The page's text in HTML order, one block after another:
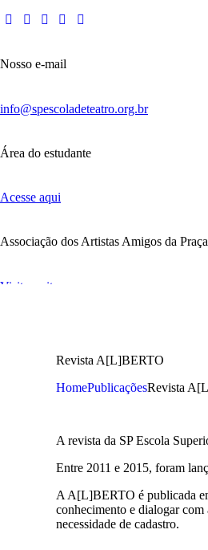
Nosso e-mail
info@spescoladeteatro.org.br
Área do estudante
Acesse aqui
Associação dos Artistas Amigos da Praça
Visite o site
Revista A[L]BERTO
HomePublicaçõesRevista
A revista da SP Escola
Entre 2011 e 2015, foram
A A[L]BERTO é publicada
conhecimento e dialogar com
necessidade de cadastro.